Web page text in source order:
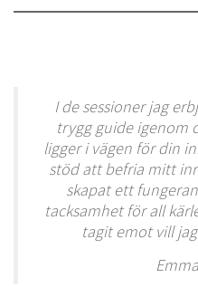
I de sessioner jag
trygg guide igenom
ligger i vägen för din
stöd att befria mitt
skapat ett
tacksamhet för all
tagit emot vill